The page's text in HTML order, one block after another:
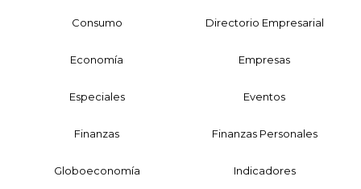
Consumo Directorio Empresarial
Economía Empresas
Especiales Eventos
Finanzas Finanzas Personales
Globoeconomía Indicadores